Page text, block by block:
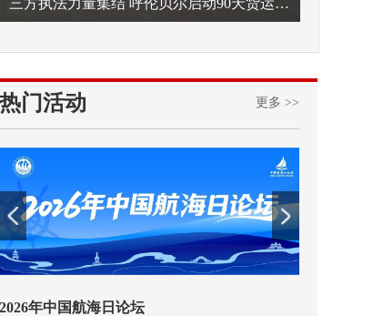
三方执法力量集结 呼伦贝尔启动90天货运车辆违法专项整治
热门活动 更多 >>
2026年中国航海日论坛